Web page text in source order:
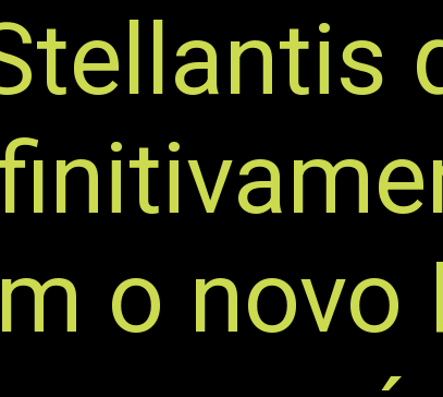
o novo